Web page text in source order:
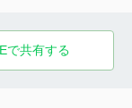
で共有する